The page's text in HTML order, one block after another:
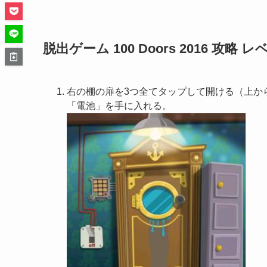
脱出ゲーム 100 Doors 2016 攻略 レ
右の棚の扉を3つ全てタップして開ける（上か
「電池」を手に入れる。